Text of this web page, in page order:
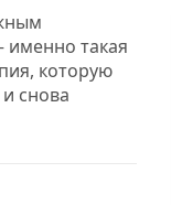
такая
которую
снова